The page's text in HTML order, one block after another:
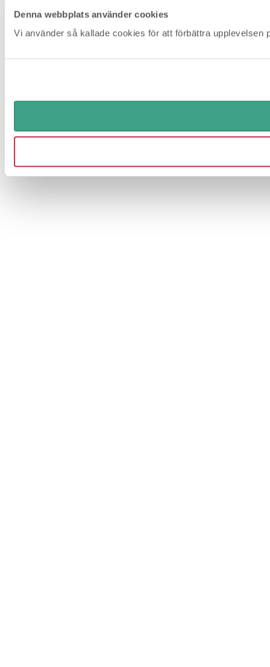
Denna webbplats använder cookies
Vi använder så kallade cookies för att förbättra upplevelsen